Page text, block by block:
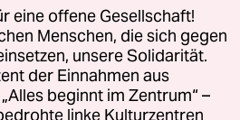
eine offene Gesellschaft!
Menschen, die sich gegen
unsere Solidarität.
der Einnahmen aus
beginnt im Zentrum“ –
linke Kulturzentren